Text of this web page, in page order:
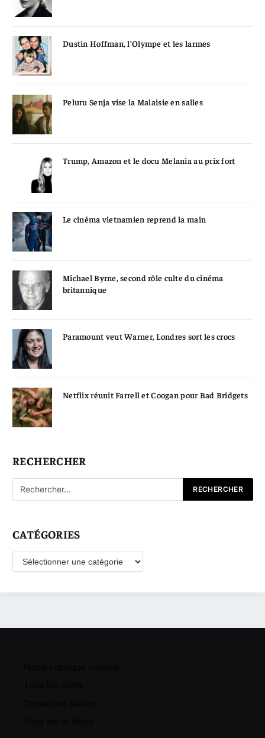
Dustin Hoffman, l’Olympe et les larmes
Peluru Senja vise la Malaisie en salles
Trump, Amazon et le docu Melania au prix fort
Le cinéma vietnamien reprend la main
Michael Byrne, second rôle culte du cinéma
britannique
Paramount veut Warner, Londres sort les crocs
Netflix réunit Farrell et Coogan pour Bad Bridgets
RECHERCHER
CATÉGORIES
Catégories